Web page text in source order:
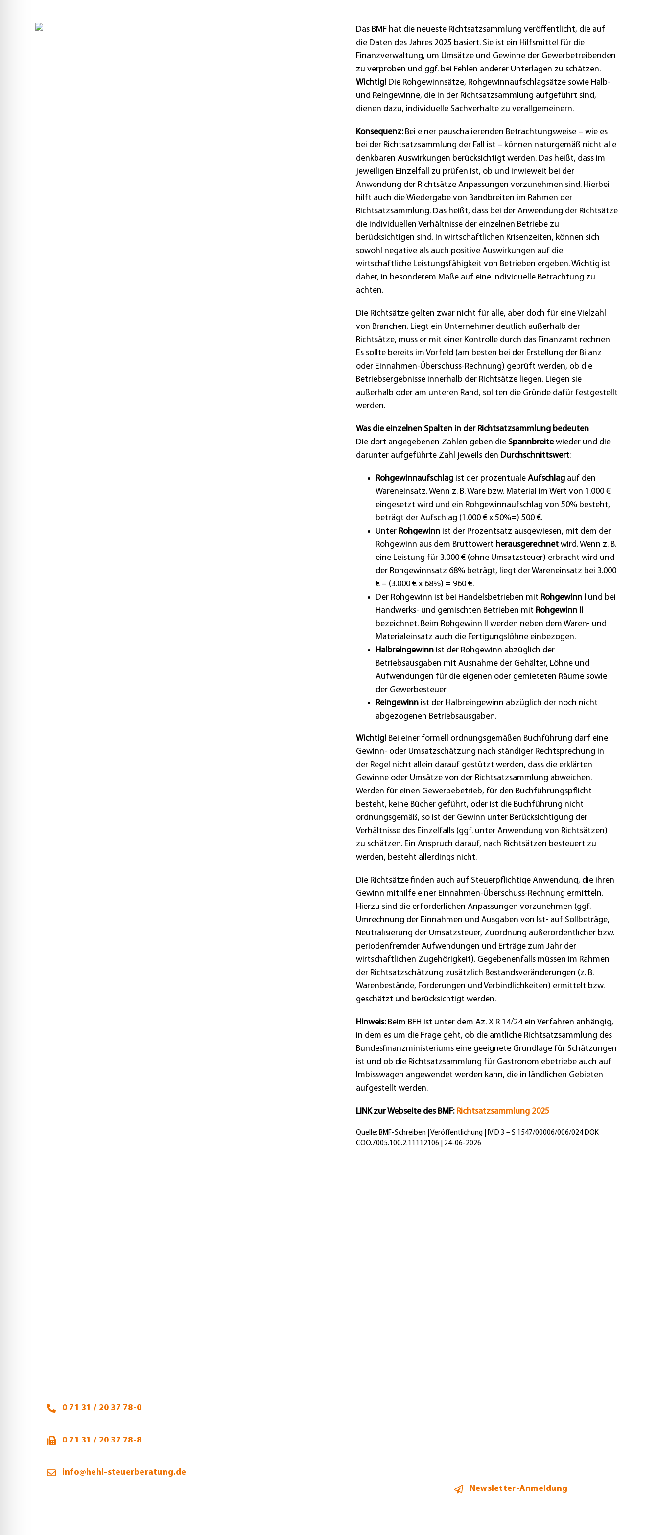
Das BMF hat die neueste Richtsatzsammlung veröffentlicht, die auf
die Daten des Jahres 2025 basiert. Sie ist ein Hilfsmittel für die
Finanzverwaltung, um Umsätze und Gewinne der Gewerbetreibenden
zu verproben und ggf. bei Fehlen anderer Unterlagen zu schätzen.
Wichtig! Die Rohgewinnsätze, Rohgewinnaufschlagsätze sowie Halb-
und Reingewinne, die in der Richtsatzsammlung aufgeführt sind,
dienen dazu, individuelle Sachverhalte zu verallgemeinern.
Konsequenz:Bei einer pauschalierenden Betrachtungsweise – wie es
bei der Richtsatzsammlung der Fall ist – können naturgemäß nicht alle
denkbaren Auswirkungen berücksichtigt werden. Das heißt, dass im
jeweiligen Einzelfall zu prüfen ist, ob und inwieweit bei der
Anwendung der Richtsätze Anpassungen vorzunehmen sind. Hierbei
hilft auch die Wiedergabe von Bandbreiten im Rahmen der
Richtsatzsammlung. Das heißt, dass bei der Anwendung der Richtsätze
die individuellen Verhältnisse der einzelnen Betriebe zu
berücksichtigen sind. In wirtschaftlichen Krisenzeiten, können sich
sowohl negative als auch positive Auswirkungen auf die
wirtschaftliche Leistungsfähigkeit von Betrieben ergeben. Wichtig ist
daher, in besonderem Maße auf eine individuelle Betrachtung zu
achten.
Die Richtsätze gelten zwar nicht für alle, aber doch für eine Vielzahl
von Branchen. Liegt ein Unternehmer deutlich außerhalb der
Richtsätze, muss er mit einer Kontrolle durch das Finanzamt rechnen.
Es sollte bereits im Vorfeld (am besten bei der Erstellung der Bilanz
oder Einnahmen-Überschuss-Rechnung) geprüft werden, ob die
Betriebsergebnisse innerhalb der Richtsätze liegen. Liegen sie
außerhalb oder am unteren Rand, sollten die Gründe dafür festgestellt
werden.
Was die einzelnen Spalten in der Richtsatzsammlung bedeuten
Die dort angegebenen Zahlen geben die Spannbreitewieder und die
darunter aufgeführte Zahl jeweils den Durchschnittswert:
Rohgewinnaufschlag ist der prozentuale Aufschlag auf den
Wareneinsatz. Wenn z. B. Ware bzw. Material im Wert von 1.000 €
eingesetzt wird und ein Rohgewinnaufschlag von 50% besteht,
beträgt der Aufschlag (1.000 € x 50%=) 500 €.
Unter Rohgewinn ist der Prozentsatz ausgewiesen, mit dem der
Rohgewinn aus dem Bruttowert herausgerechnet wird. Wenn z. B.
eine Leistung für 3.000 € (ohne Umsatzsteuer) erbracht wird und
der Rohgewinnsatz 68% beträgt, liegt der Wareneinsatz bei 3.000
€ – (3.000 € x 68%) = 960 €.
Der Rohgewinn ist bei Handelsbetrieben mit Rohgewinn I und bei
Handwerks- und gemischten Betrieben mit Rohgewinn II
bezeichnet. Beim Rohgewinn II werden neben dem Waren- und
Materialeinsatz auch die Fertigungslöhne einbezogen.
Halbreingewinn ist der Rohgewinn abzüglich der
Betriebsausgaben mit Ausnahme der Gehälter, Löhne und
Aufwendungen für die eigenen oder gemieteten Räume sowie
der Gewerbesteuer.
Reingewinn ist der Halbreingewinn abzüglich der noch nicht
abgezogenen Betriebsausgaben.
Wichtig! Bei einer formell ordnungsgemäßen Buchführung darf eine
Gewinn- oder Umsatzschätzung nach ständiger Rechtsprechung in
der Regel nicht allein darauf gestützt werden, dass die erklärten
Gewinne oder Umsätze von der Richtsatzsammlung abweichen.
Werden für einen Gewerbebetrieb, für den Buchführungspflicht
besteht, keine Bücher geführt, oder ist die Buchführung nicht
ordnungsgemäß, so ist der Gewinn unter Berücksichtigung der
Verhältnisse des Einzelfalls (ggf. unter Anwendung von Richtsätzen)
zu schätzen. Ein Anspruch darauf, nach Richtsätzen besteuert zu
werden, besteht allerdings nicht.
Die Richtsätze finden auch auf Steuerpflichtige Anwendung, die ihren
Gewinn mithilfe einer Einnahmen-Überschuss-Rechnung ermitteln.
Hierzu sind die erforderlichen Anpassungen vorzunehmen (ggf.
Umrechnung der Einnahmen und Ausgaben von Ist- auf Sollbeträge,
Neutralisierung der Umsatzsteuer, Zuordnung außerordentlicher bzw.
periodenfremder Aufwendungen und Erträge zum Jahr der
wirtschaftlichen Zugehörigkeit). Gegebenenfalls müssen im Rahmen
der Richtsatzschätzung zusätzlich Bestandsveränderungen (z. B.
Warenbestände, Forderungen und Verbindlichkeiten) ermittelt bzw.
geschätzt und berücksichtigt werden.
Hinweis:Beim BFH ist unter dem Az. X R 14/24 ein Verfahren anhängig,
in dem es um die Frage geht, ob die amtliche Richtsatzsammlung des
Bundesfinanzministeriums eine geeignete Grundlage für Schätzungen
ist und ob die Richtsatzsammlung für Gastronomiebetriebe auch auf
Imbisswagen angewendet werden kann, die in ländlichen Gebieten
aufgestellt werden.
LINK zur Webseite des BMF: Richtsatzsammlung 2025
Quelle: BMF-Schreiben | Veröffentlichung | IV D 3 – S 1547/00006/006/024 DOK
COO.7005.100.2.11112106 | 24-06-2026
0 71 31 / 20 37 78-0
0 71 31 / 20 37 78-8
info@hehl-steuerberatung.de
Newsletter-Anmeldung